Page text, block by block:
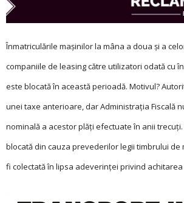
Înmatriculările mașinilor la mâna a doua și a
companiile de leasing către utilizatori odată cu
este blocată în această perioadă. Motivul?
unei taxe anterioare, dar Administraţia Fiscală
nominală a acestor plăţi efectuate în anii
blocată din cauza prevederilor legii timbrului de
fi colectată în lipsa adeverinţei privind